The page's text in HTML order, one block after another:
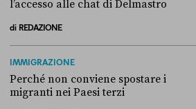
l’accesso alle chat di Delmastro
di REDAZIONE
IMMIGRAZIONE
Perché non conviene spostare i
migranti nei Paesi terzi